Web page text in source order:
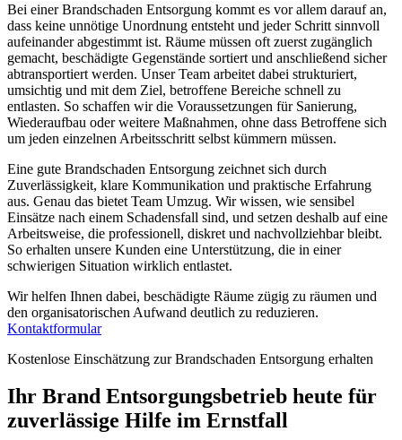
Bei einer Brandschaden Entsorgung kommt es vor allem darauf an,
dass keine unnötige Unordnung entsteht und jeder Schritt sinnvoll
aufeinander abgestimmt ist. Räume müssen oft zuerst zugänglich
gemacht, beschädigte Gegenstände sortiert und anschließend sicher
abtransportiert werden. Unser Team arbeitet dabei strukturiert,
umsichtig und mit dem Ziel, betroffene Bereiche schnell zu
entlasten. So schaffen wir die Voraussetzungen für Sanierung,
Wiederaufbau oder weitere Maßnahmen, ohne dass Betroffene sich
um jeden einzelnen Arbeitsschritt selbst kümmern müssen.
Eine gute Brandschaden Entsorgung zeichnet sich durch
Zuverlässigkeit, klare Kommunikation und praktische Erfahrung
aus. Genau das bietet Team Umzug. Wir wissen, wie sensibel
Einsätze nach einem Schadensfall sind, und setzen deshalb auf eine
Arbeitsweise, die professionell, diskret und nachvollziehbar bleibt.
So erhalten unsere Kunden eine Unterstützung, die in einer
schwierigen Situation wirklich entlastet.
Wir helfen Ihnen dabei, beschädigte Räume zügig zu räumen und
den organisatorischen Aufwand deutlich zu reduzieren.
Kontaktformular
Kostenlose Einschätzung zur Brandschaden Entsorgung erhalten
Ihr Brand Entsorgungsbetrieb heute für
zuverlässige Hilfe im Ernstfall